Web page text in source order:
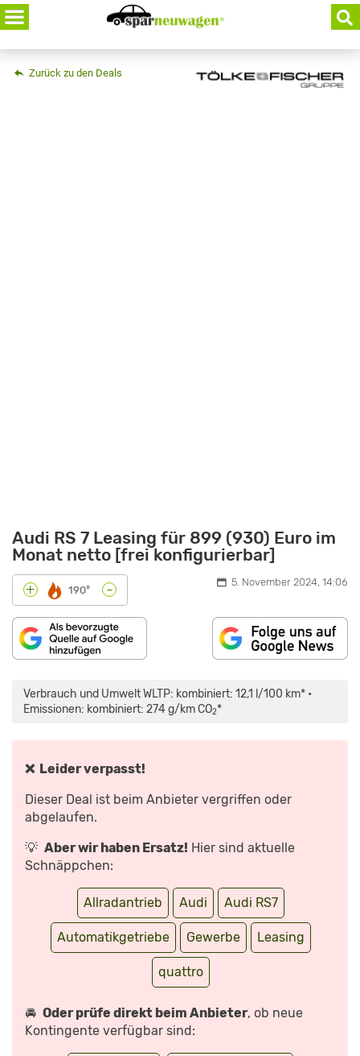
Skip
to
content
Zurück zu den Deals
Audi RS 7 Leasing für 899 (930) Euro im
Monat netto [frei konfigurierbar]
+ 190° - 5. November 2024, 14:06
Verbrauch und Umwelt WLTP: kombiniert: 12,1 l/100 km* •
Emissionen: kombiniert: 274 g/km CO2*
❌ Leider verpasst!
Dieser Deal ist beim Anbieter vergriffen oder
abgelaufen.
💡 Aber wir haben Ersatz! Hier sind aktuelle
Schnäppchen:
Allradantrieb Audi Audi RS7
Automatikgetriebe Gewerbe Leasing
quattro
🚘 Oder prüfe direkt beim Anbieter, ob neue
Kontingente verfügbar sind:
SPORTBACK
GRIP“